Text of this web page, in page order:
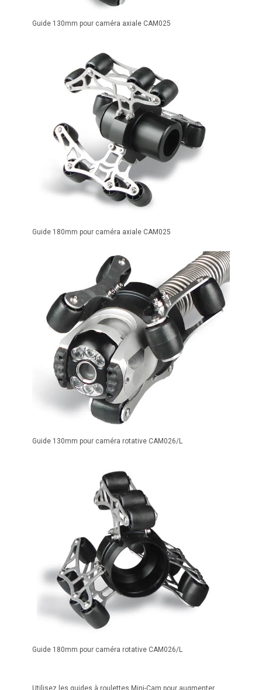
Guide 130mm pour caméra axiale CAM025
Guide 180mm pour caméra axiale CAM025
Guide 130mm pour caméra rotative CAM026/L
Guide 180mm pour caméra rotative CAM026/L